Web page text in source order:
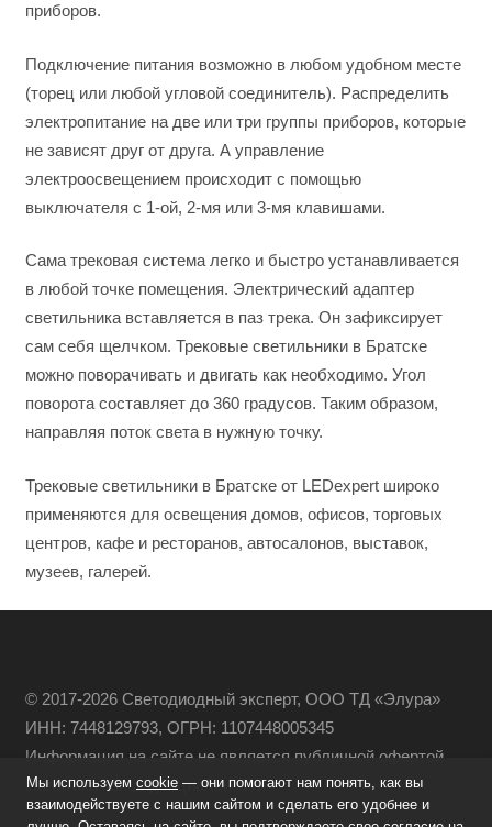
приборов.
Подключение питания возможно в любом удобном месте
(торец или любой угловой соединитель). Распределить
электропитание на две или три группы приборов, которые
не зависят друг от друга. А управление
электроосвещением происходит с помощью
выключателя с 1-ой, 2-мя или 3-мя клавишами.
Сама трековая система легко и быстро устанавливается
в любой точке помещения. Электрический адаптер
светильника вставляется в паз трека. Он зафиксирует
сам себя щелчком. Трековые светильники в Братске
можно поворачивать и двигать как необходимо. Угол
поворота составляет до 360 градусов. Таким образом,
направляя поток света в нужную точку.
Трековые светильники в Братске от LEDexpert широко
применяются для освещения домов, офисов, торговых
центров, кафе и ресторанов, автосалонов, выставок,
музеев, галерей.
© 2017-2026 Светодиодный эксперт, ООО ТД «Элура»
ИНН: 7448129793, ОГРН: 1107448005345
Информация на сайте не является публичной офертой
Политика конфиденциальности
Мы используем cookie — они помогают нам понять, как вы
взаимодействуете с нашим сайтом и сделать его удобнее и